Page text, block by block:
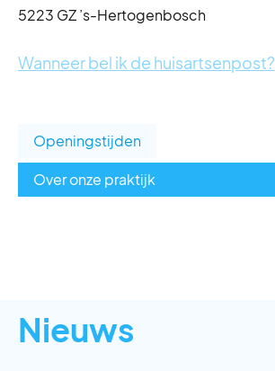
5223 GZ ’s-Hertogenbosch
Wanneer bel ik de huisartsenpost?
Openingstijden
Over onze praktijk
Nieuws